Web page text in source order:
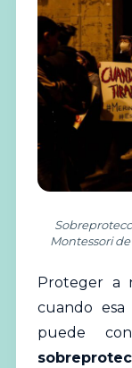
Montessori
Proteger a
cuando esa
puede